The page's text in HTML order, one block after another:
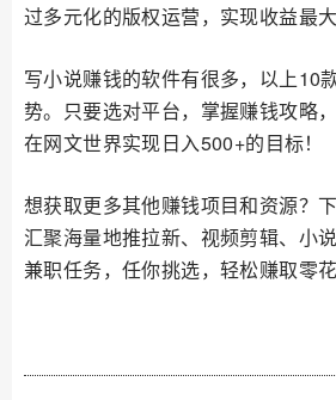
过多元化的版权运营，实现收益最大
写小说赚钱的软件有很多，以上10
势。只要选对平台，掌握赚钱攻略
在网文世界实现日入500+的目标！
想获取更多其他赚钱项目和资源？
汇聚海量地推拉新、视频剪辑、小
兼职任务，任你挑选，轻松赚取零花